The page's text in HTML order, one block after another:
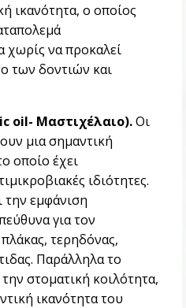
ικανότητα, ο οποίος
χωρίς να προκαλεί
των δοντιών και
oil- Μαστιχέλαιο).Οι
μια σημαντική
οποίο έχει
ιδιότητες.
την εμφάνιση
για τον
τερηδόνας,
Παράλληλα το
στοματική κοιλότητα,
ικανότητα του